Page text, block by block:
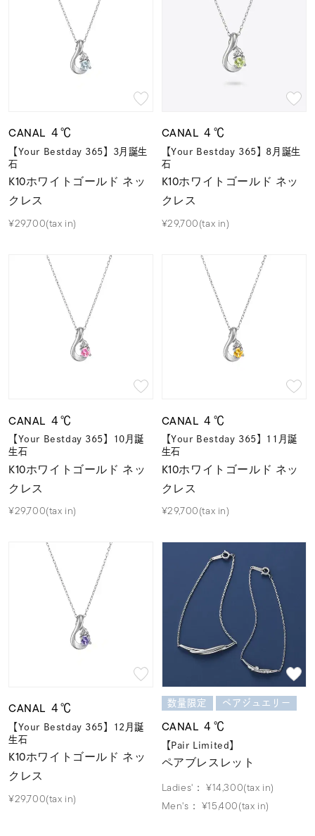
着用シーン
コレクション
リングサイズ
メンズ
リングサイズ
～
すべて表示
CANAL ４℃
【Your Bestday 365】3月誕生
石
K10ホワイトゴールド ネッ
クレス
¥29,700(tax in)
CANAL ４℃
【Your Bestday 365】8月誕生
石
K10ホワイトゴールド ネッ
クレス
¥29,700(tax in)
CANAL ４℃
【Your Bestday 365】10月誕
生石
K10ホワイトゴールド ネッ
クレス
¥29,700(tax in)
CANAL ４℃
【Your Bestday 365】11月誕
生石
K10ホワイトゴールド ネッ
クレス
¥29,700(tax in)
CANAL ４℃
【Your Bestday 365】12月誕
生石
K10ホワイトゴールド ネッ
クレス
¥29,700(tax in)
数量限定 ペアジュエリー
CANAL ４℃
【Pair Limited】
ペアブレスレット
Ladies'： ¥14,300(tax in)
Men's： ¥15,400(tax in)